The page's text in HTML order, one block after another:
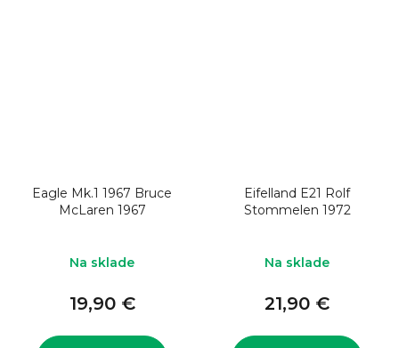
Eagle Mk.1 1967 Bruce
McLaren 1967
Na sklade
19,90 €
Eifelland E21 Rolf
Stommelen 1972
Na sklade
21,90 €